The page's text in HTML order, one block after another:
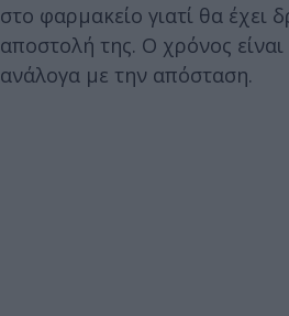
στο φαρμακείο γιατί θα έχει
αποστολή της. Ο χρόνος
ανάλογα με την απόσταση.